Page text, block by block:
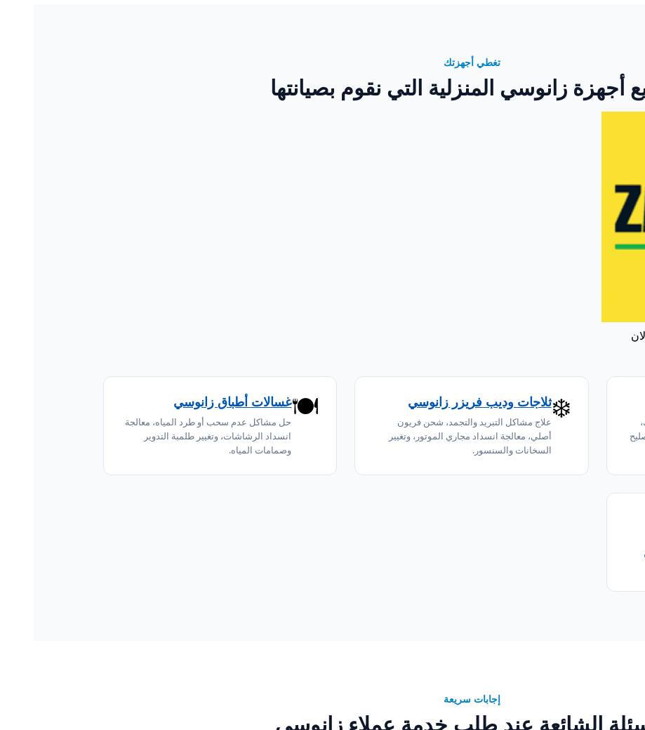
تغطي أجهزتك
أجهزة زانوسي المنزلية التي نقوم بصيانتها
❄️ثلاجات وديب فريزر زانوسي
علاج مشاكل التبريد والتجمد، شحن فريون
أصلي، معالجة انسداد مجاري الموتور، وتغيير
السخانات والسنسور.
🍽️غسالات أطباق زانوسي
حل مشاكل عدم سحب أو طرد المياه، معالجة
انسداد الرشاشات، وتغيير طلمبة التدوير
وصمامات المياه.
إجابات سريعة